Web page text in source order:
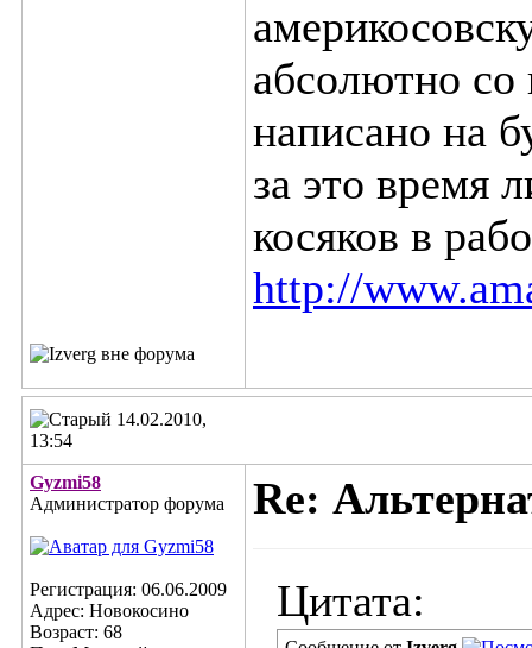
абсолютно
написано на
за это время
косяков в
http://
14.02.2010,
13:54
Gyzmi58
Администратор форума
Регистрация: 06.06.2009
Адрес: Новокосино
Возраст: 68
Re:
Цитата: